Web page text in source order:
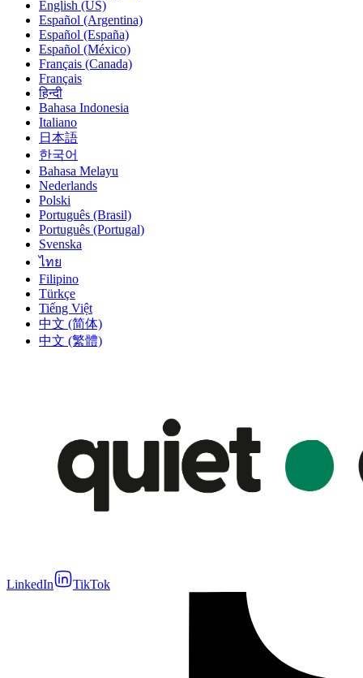
English (US)
Español (Argentina)
Español (España)
Español (México)
Français (Canada)
Français
हिन्दी
Bahasa Indonesia
Italiano
日本語
한국어
Bahasa Melayu
Nederlands
Polski
Português (Brasil)
Português (Portugal)
Svenska
ไทย
Filipino
Türkçe
Tiếng Việt
中文 (简体)
中文 (繁體)
LinkedIn TikTok